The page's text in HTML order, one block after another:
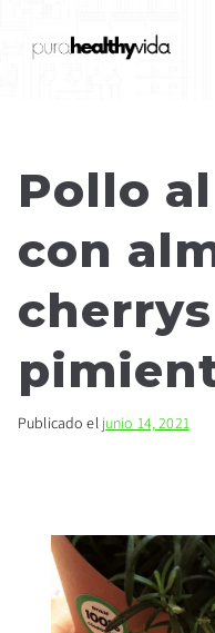
Pollo
con
Publicado el junio 14, 2021